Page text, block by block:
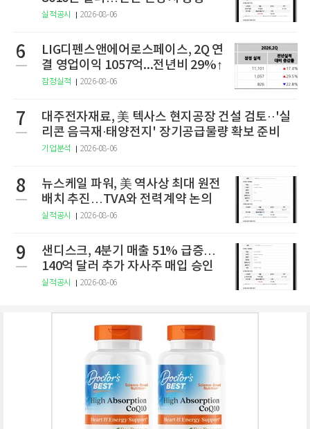
실적공시 2026-08-06
6
LIG디펜스앤에어로스페이스, 2Q 연
결 영업이익 1057억...전년비 29%↑
잠정실적 2026-08-06
7
대주전자재료, 美 텍사스 현지공장 건설 검토··'실
리콘 음극재·태양전지' 장기공급물량 확보 준비
기업분석 2026-08-06
8
뉴스케일 파워, 美 역사상 최대 원전
배치 추진…TVA와 전력계약 논의
실적공시 2026-08-06
9
샌디스크, 4분기 매출 51% 급증…
140억 달러 추가 자사주 매입 승인
실적공시 2026-08-06